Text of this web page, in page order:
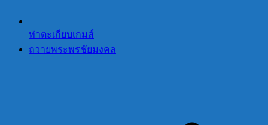
ท่าตะเกียบเกมส์
ถวายพระพรชัยมงคล